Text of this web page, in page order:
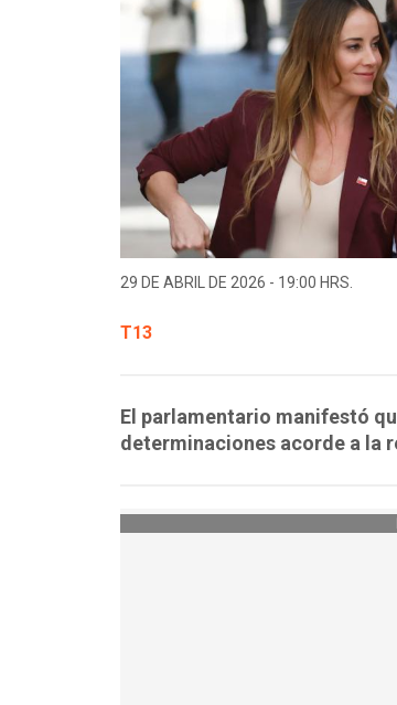
29 DE ABRIL DE 2026 - 19:00 HRS.
T13
El parlamentario manifestó
determinaciones acorde a la